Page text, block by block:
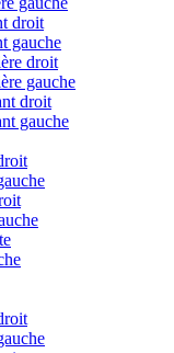
droit
gauche
droit
gauche
droit
gauche